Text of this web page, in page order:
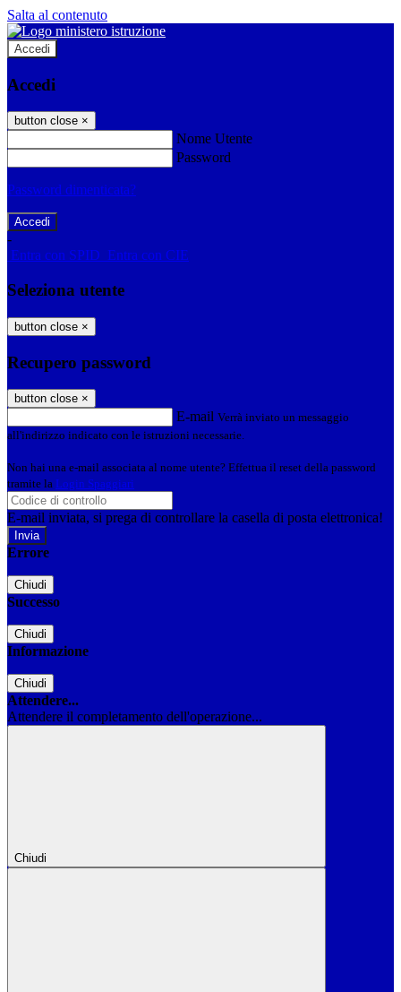
Salta al contenuto
Accedi
Accedi
button close ×
Nome Utente
Password
Password dimenticata?
-
Entra con SPID Entra con CIE
Seleziona utente
button close ×
Recupero password
button close ×
E-mail Verrà inviato un messaggio
all'indirizzo indicato con le istruzioni necessarie.
Non hai una e-mail associata al nome utente? Effettua il reset della password
tramite la Login Spaggiari
E-mail inviata, si prega di controllare la casella di posta elettronica!
Errore
Chiudi
Successo
Chiudi
Informazione
Chiudi
Attendere...
Attendere il completamento dell'operazione...
Chiudi